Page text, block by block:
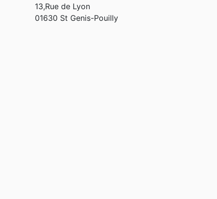
13,Rue de Lyon
01630 St Genis-Pouilly